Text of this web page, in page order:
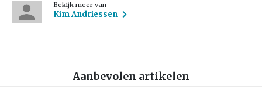
Bekijk meer van
Kim Andriessen
Aanbevolen artikelen